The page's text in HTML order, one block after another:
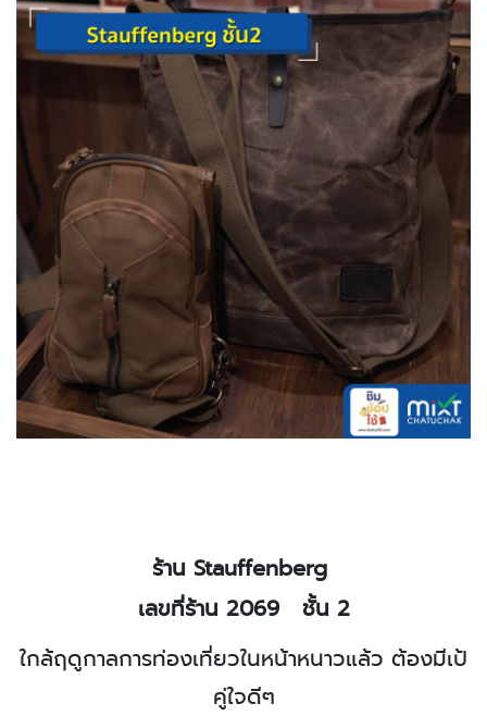
ร้าน Stauffenberg
เลขที่ร้าน 2069
ชั้น 2
ใกล้ฤดูกาลการท่องเที่ยวในหน้าหนาวแล้ว ต้องมีเป้
คู่ใจดีๆ